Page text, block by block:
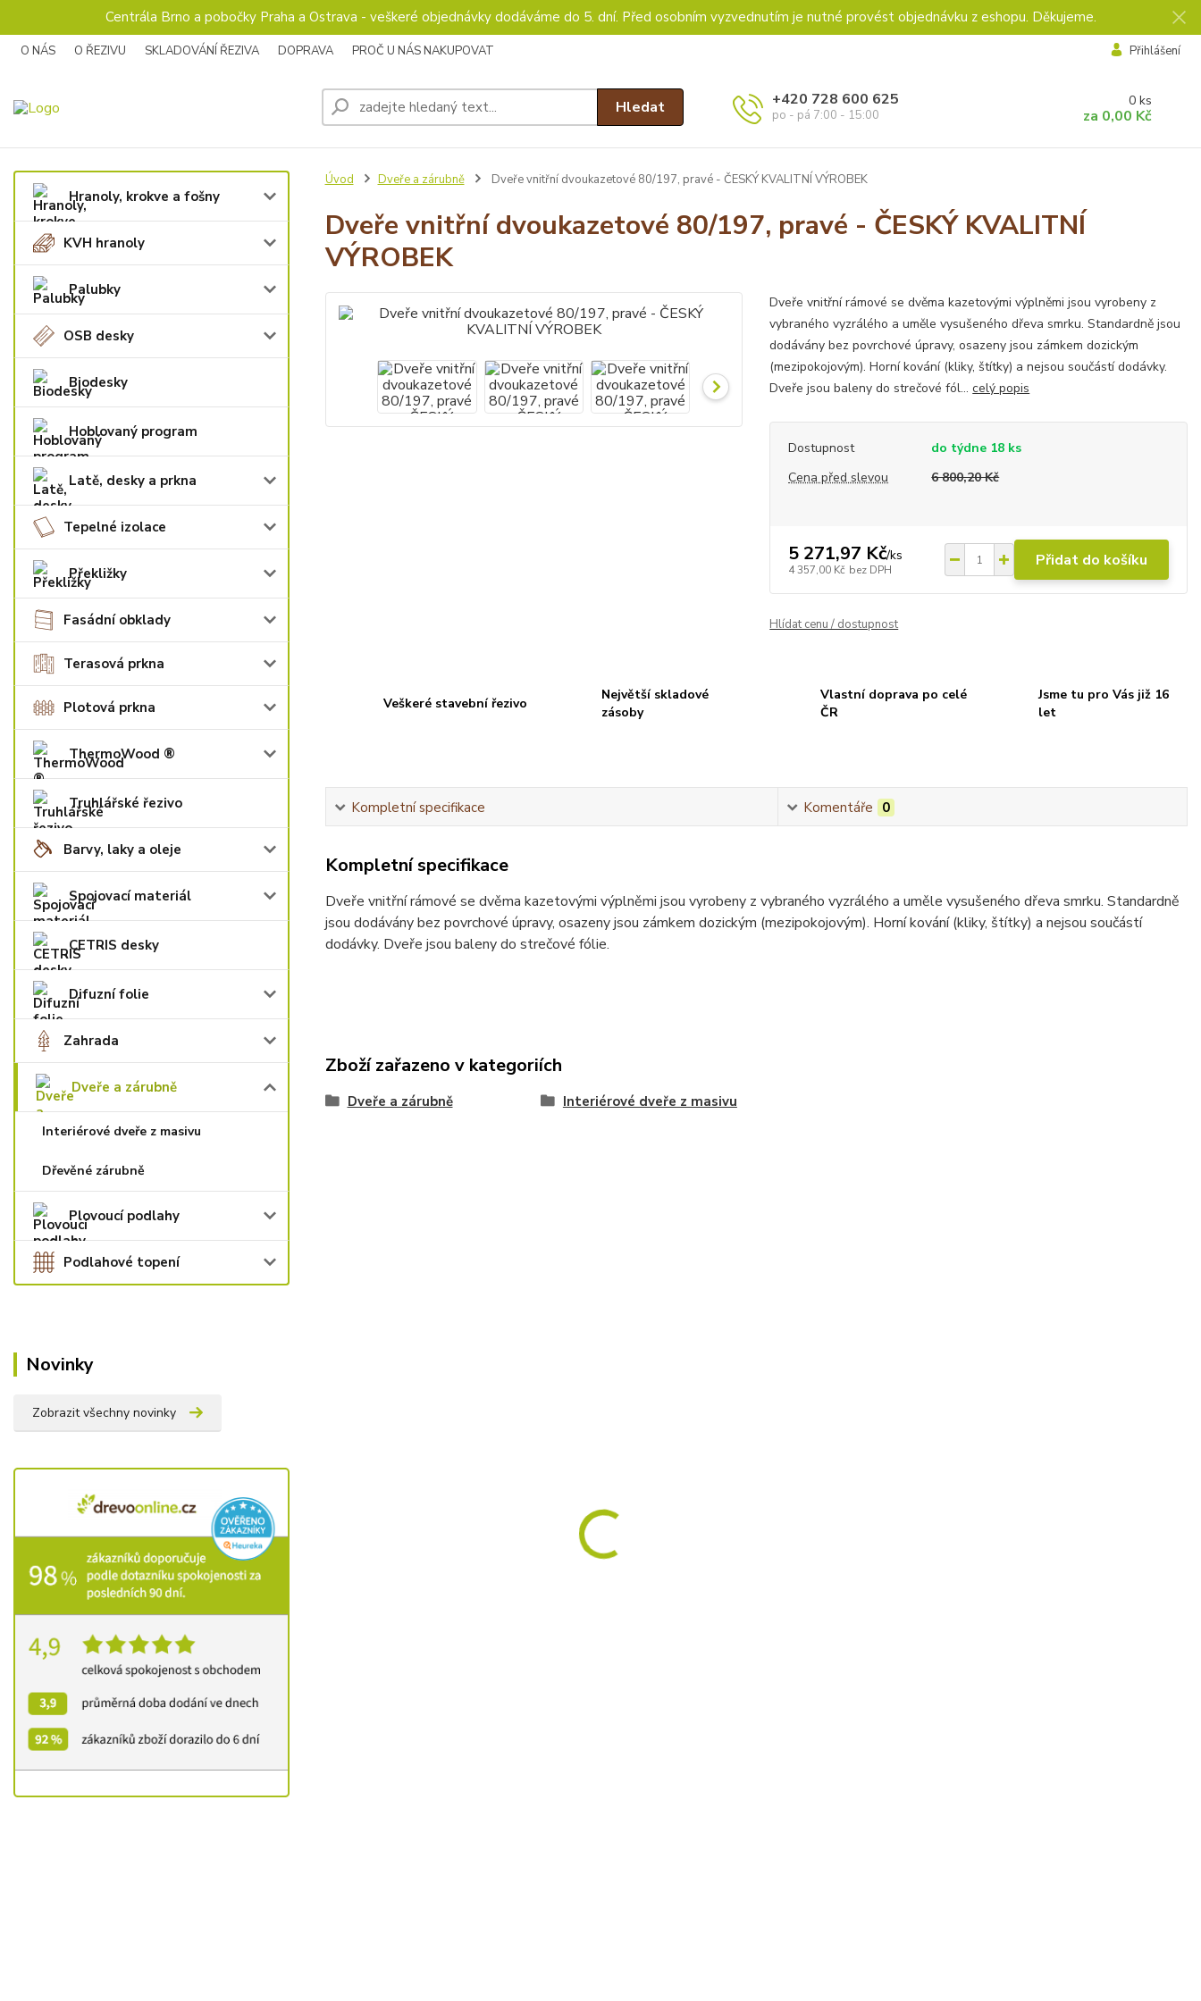
Centrála Brno a pobočky Praha a Ostrava - veškeré objednávky dodáváme do 5. dní. Před osobním vyzvednutím je nutné provést objednávku z eshopu. Děkujeme.
O NÁS O ŘEZIVU SKLADOVÁNÍ ŘEZIVA DOPRAVA PROČ U NÁS NAKUPOVAT Přihlášení
Hledat +420 728 600 625
po - pá 7:00 - 15:00
0 ks
za 0,00 Kč
Hranoly, krokve a fošny
KVH hranoly
Palubky
OSB desky
Biodesky
Hoblovaný program
Latě, desky a prkna
Tepelné izolace
Překližky
Fasádní obklady
Terasová prkna
Plotová prkna
ThermoWood ®
Truhlářské řezivo
Barvy, laky a oleje
Spojovací materiál
CETRIS desky
Difuzní folie
Zahrada
Dveře a zárubně
Interiérové dveře z masivu
Dřevěné zárubně
Plovoucí podlahy
Podlahové topení
Novinky
Zobrazit všechny novinky
Úvod Dveře a zárubně Dveře vnitřní dvoukazetové 80/197, pravé - ČESKÝ KVALITNÍ VÝROBEK
Dveře vnitřní dvoukazetové 80/197, pravé - ČESKÝ KVALITNÍ
VÝROBEK
Dveře vnitřní rámové se dvěma kazetovými výplněmi jsou vyrobeny z
vybraného vyzrálého a uměle vysušeného dřeva smrku. Standardně jsou
dodávány bez povrchové úpravy, osazeny jsou zámkem dozickým
(mezipokojovým). Horní kování (kliky, štítky) a nejsou součástí dodávky.
Dveře jsou baleny do strečové fól...celý popis
Dostupnost
do týdne 18 ks
Cena před slevou
6 800,20 Kč
5 271,97 Kč/ks
4 357,00 Kč bez DPH Přidat do košíku
Hlídat cenu / dostupnost
Veškeré stavební řezivo
Největší skladové
zásoby
Vlastní doprava po celé
ČR
Jsme tu pro Vás již 16
let
Kompletní specifikace Komentáře 0
Kompletní specifikace
Dveře vnitřní rámové se dvěma kazetovými výplněmi jsou vyrobeny z vybraného vyzrálého a uměle vysušeného dřeva smrku. Standardně
jsou dodávány bez povrchové úpravy, osazeny jsou zámkem dozickým (mezipokojovým). Horní kování (kliky, štítky) a nejsou součástí
dodávky. Dveře jsou baleny do strečové fólie.
Zboží zařazeno v kategoriích
Dveře a zárubně Interiérové dveře z masivu